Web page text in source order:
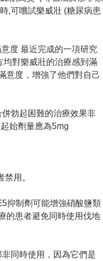
,可嚐試樂威壯 (糖尿病患
度 最近完成的一項研究
對樂威壯的治療感到滿
意度，增強了他們對自己
勃起困難的治療效果非
始劑量應為5mg
用。
抑制劑可能增強硝酸鹽類
的患者避免同時使用伐地
同時使用，因為它們是